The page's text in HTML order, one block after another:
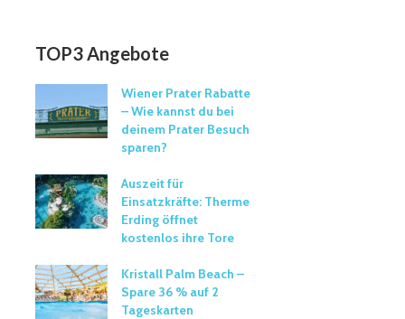
TOP3 Angebote
Wiener Prater Rabatte
– Wie kannst du bei
deinem Prater Besuch
sparen?
Auszeit für
Einsatzkräfte: Therme
Erding öffnet
kostenlos ihre Tore
Kristall Palm Beach –
Spare 36 % auf 2
Tageskarten